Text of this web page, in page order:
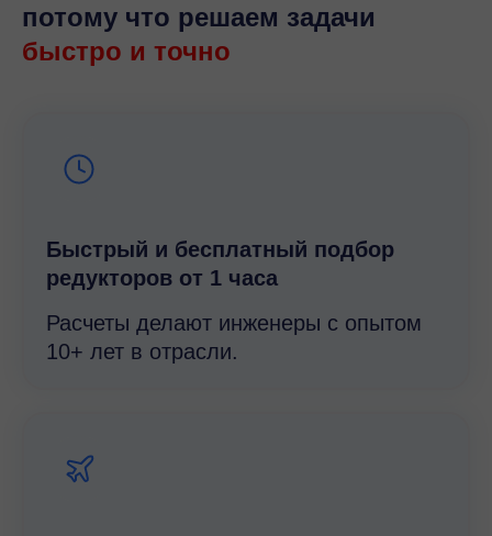
потому что решаем задачи
быстро и точно
Быстрый и беcплатный подбор
редукторов от 1 часа
Расчеты делают инженеры с опытом
10+ лет в отрасли.